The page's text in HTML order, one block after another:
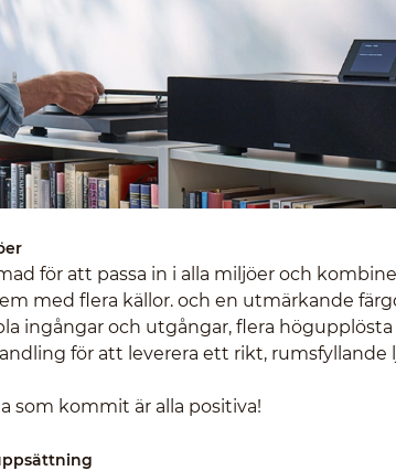
för att passa in i alla miljöer och
med flera källor. och en utmärkande
ingångar och utgångar, flera
för att leverera ett rikt,
som kommit är alla positiva!